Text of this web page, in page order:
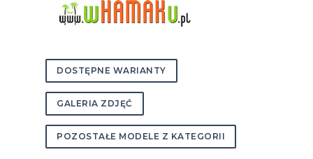
DOSTĘPNE WARIANTY
GALERIA ZDJĘĆ
POZOSTAŁE MODELE Z KATEGORII